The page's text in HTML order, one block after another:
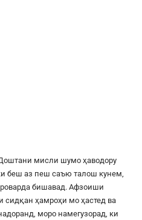
мисли шумо ҳаводору
беш аз пеш саъю талош кунем,
бишавад. Афзоиши
сидқан ҳамроҳи мо ҳастед ва
моро намегузорад, ки